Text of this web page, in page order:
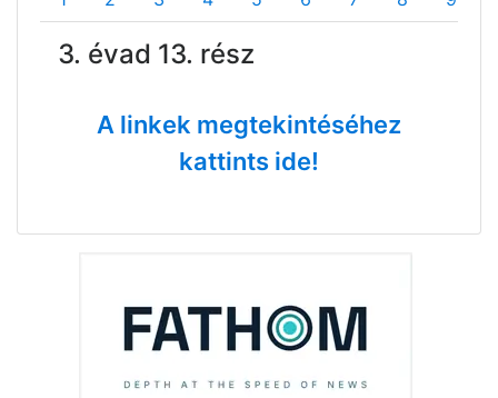
3. évad 13. rész
A linkek megtekintéséhez
kattints ide!